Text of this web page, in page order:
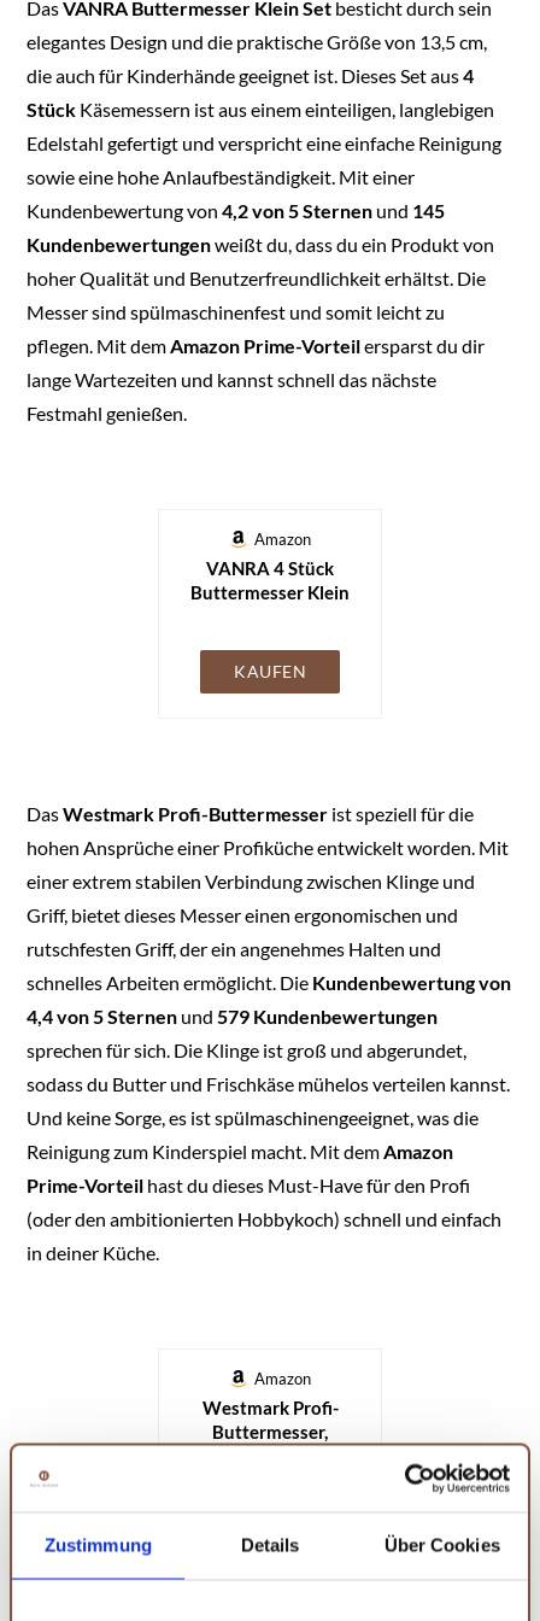
Zustimmung Details Über Cookies
DasVANRA Buttermesser Klein Set besticht durch sein
elegantes Design und die praktische Größe von 13,5 cm,
die auch für Kinderhände geeignet ist. Dieses Set aus4
Stück Käsemessern ist aus einem einteiligen, langlebigen
Edelstahl gefertigt und verspricht eine einfache Reinigung
sowie eine hohe Anlaufbeständigkeit. Mit einer
Kundenbewertung von4,2 von 5 Sternen und 145
Kundenbewertungenweißt du, dass du ein Produkt von
hoher Qualität und Benutzerfreundlichkeit erhältst. Die
Messer sind spülmaschinenfest und somit leicht zu
pflegen. Mit demAmazon Prime-Vorteilersparst du dir
lange Wartezeiten und kannst schnell das nächste
Festmahl genießen.
Amazon
VANRA 4 Stück
Buttermesser Klein
Dessertmesser Set
Kleine Brot Creme
KAUFEN
DasWestmark Profi-Buttermesser ist speziell für die
hohen Ansprüche einer Profiküche entwickelt worden. Mit
einer extrem stabilen Verbindung zwischen Klinge und
Griff, bietet dieses Messer einen ergonomischen und
rutschfesten Griff, der ein angenehmes Halten und
schnelles Arbeiten ermöglicht. Die Kundenbewertung von
4,4 von 5 Sternen und579 Kundenbewertungen
sprechen für sich. Die Klinge ist groß und abgerundet,
sodass du Butter und Frischkäse mühelos verteilen kannst.
Und keine Sorge, es ist spülmaschinengeeignet, was die
Reinigung zum Kinderspiel macht. Mit demAmazon
Prime-Vorteil hast du dieses Must-Have für den Profi
(oder den ambitionierten Hobbykoch) schnell und einfach
in deiner Küche.
Amazon
Westmark Profi-
Buttermesser,
Master Line,